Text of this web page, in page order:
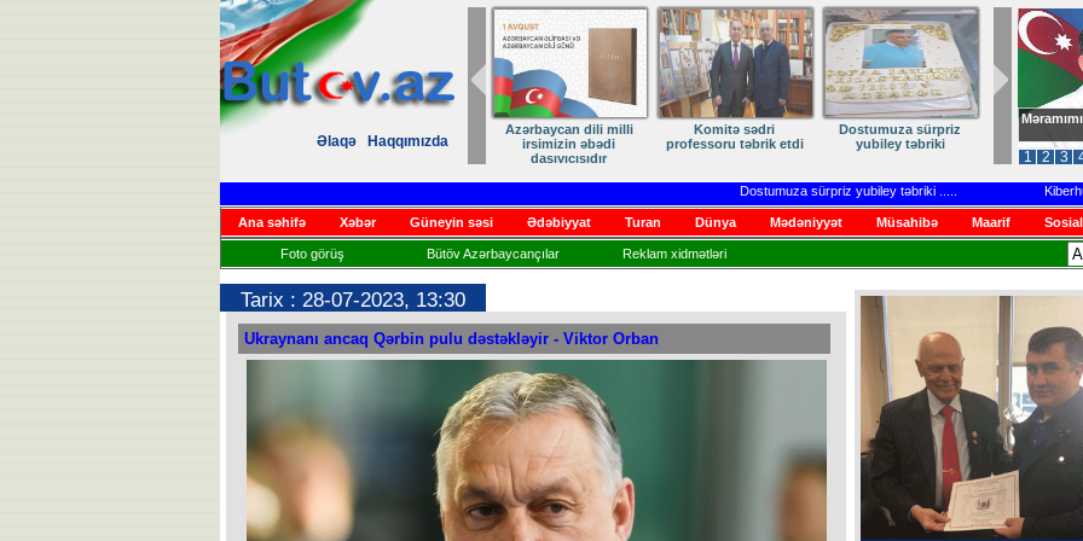
Əlaqə
Haqqımızda
1 2 3
ANA DİLİMİZ – MİLLİ
KİMLİYİMİZDİR
Ruhumuzun manifesti
DİLİMİZ – MİLLİ
KİMLİYİMİZ,
VARLIĞIMIZ VƏ QÜRUR
professoru təbrik etdi
Dostumuza sürpriz
yubiley təbriki
Dostumuza sürpriz yubiley təbriki.....
Ana səhifə Xəbər Güneyin səsi Ədəbiyyat Turan Dünya Mədəniyyət Müsahibə Maarif
Foto görüş Bütöv Azərbaycançılar Reklam xidmətləri
Tarix : 28-07-2023, 13:30
Ukraynanı ancaq Qərbin pulu dəstəkləyir - Viktor Orban